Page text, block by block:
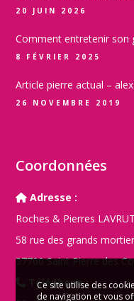
20 JUIN 2026
Comment entretenir son
8 FÉVRIER 2025
Article pierre actual –
26 NOVEMBRE 2019
Coordonnées
Adresse :
Roches & Pierres LAVRUT
58 rue des grands
37700 Saint Pierre des
Téléphone :
Ce site utilise des
de navigation et vous